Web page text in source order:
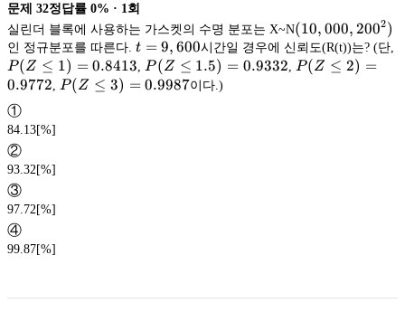
문제 32정답률 0% · 1 회
실린더 블록에 사용하는 가스켓의 수명 분포는 X~N(10,000,
200^{2})
(10, 000, 2002)
인 정규분포를 따른다. t=9,600
t = 9, 600시간일 경우에 신뢰도(R(t))는? (단,
P(Z\leq
1)=0.8413
P(Z ≤ 1) = 0.8413 P(Z\leq1.5)=0.9332
P (Z ≤ 1.5) = 0.9332 P(Z ≤ 2) =
0.9772 P(Z\leq3)=
P(Z ≤ 3) = 0.9987이다.)
①
84.13[%]
②
93.32[%]
③
97.72[%]
④
99.87[%]